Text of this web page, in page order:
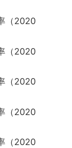
（2020
（2020
（2020
（2020
（2020